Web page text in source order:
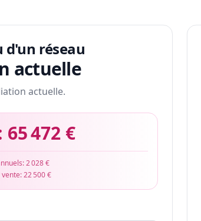
d'un réseau
actuelle
actuelle.
65 472 €
2 028 €
vente:22 500 €